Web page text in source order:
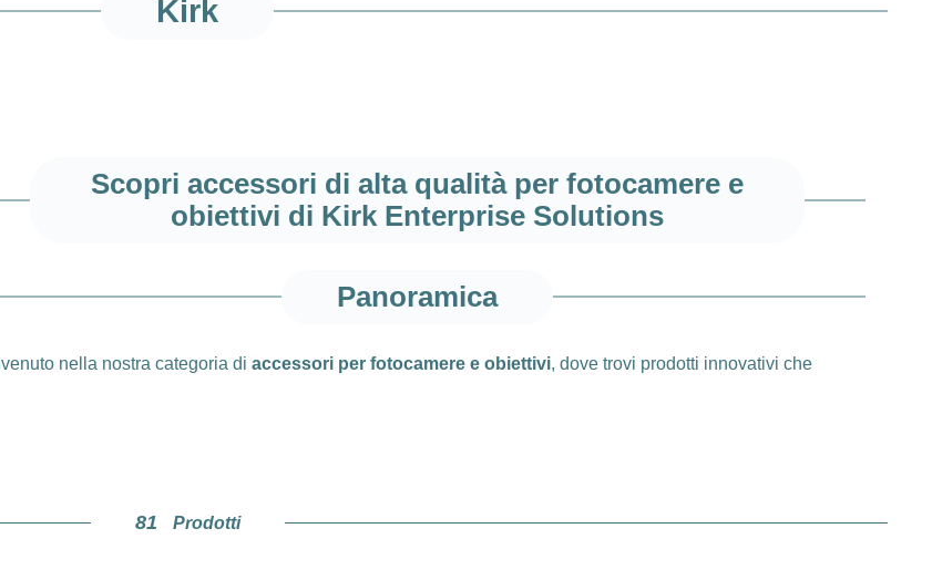
Kirk
Scopri accessori di alta qualità per fotocamere e
obiettivi di Kirk Enterprise Solutions
Panoramica
nella nostra categoria di accessori per fotocamere e obiettivi, dove trovi prodotti innovativi che
81 Prodotti